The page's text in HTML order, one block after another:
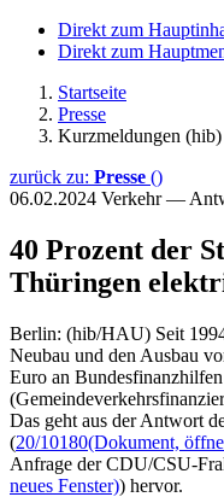
Direkt zum
Direkt zum
Startseite
Presse
Kurzmeldungen (hib)
zurück zu: Presse ()
06.02.2024 Verkehr —
40 Prozent der
Thüringen
Berlin: (hib/HAU) Seit
Neubau und den Ausbau
Euro an
Das geht aus der Antwort
(20/10180(Dokument,
Anfrage der CDU/CSU-
neues Fenster)) hervor.